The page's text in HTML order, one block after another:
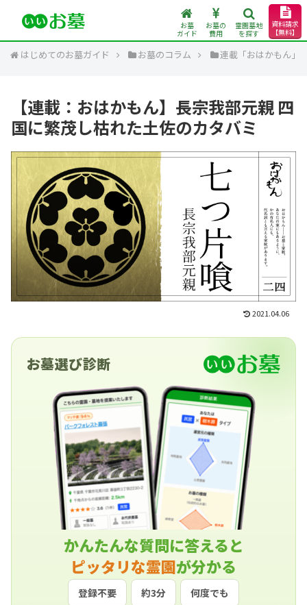
お墓
ガイド
お墓の
費用
霊園墓地
を探す
資料請求
【無料】
はじめてのお墓ガイド お墓のコラム 連載「おはかもん」
【連載：おはかもん】長宗我部元親 四
国に繁茂し枯れた土佐のカタバミ
2021.04.06
お墓選び診断
かんたんな質問に答えると
ピッタリな霊園が分かる
登録不要 約3分 何度でも